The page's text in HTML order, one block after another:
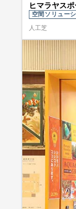
ヒマラヤス
空間ソリュー
人工芝